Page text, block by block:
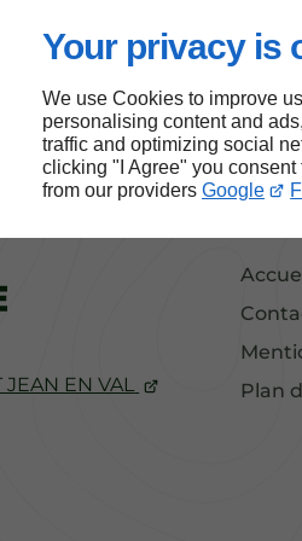
Your privacy is
We use Cookies to improve
personalising content and
traffic and optimizing social
clicking "I Agree" you
from our providers Google
JEAN EN VAL
Plan